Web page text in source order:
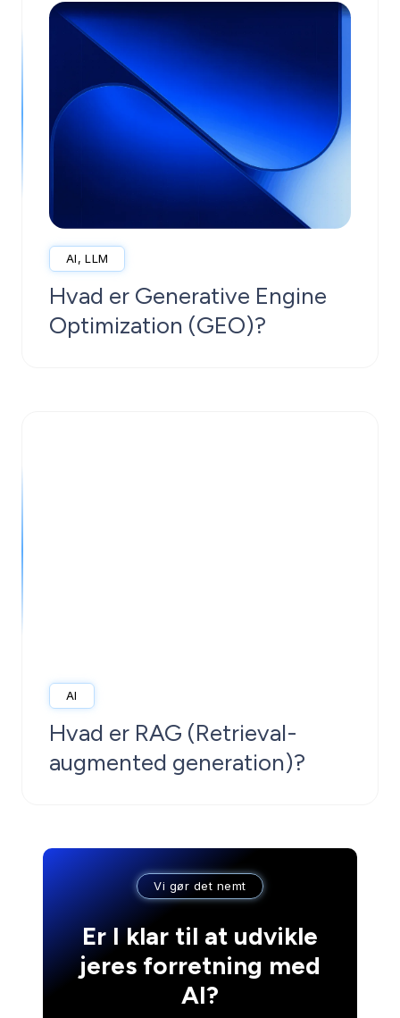
AI,LLM
Hvad er Generative Engine
Optimization (GEO)?
AI
Hvad er RAG (Retrieval-
augmented generation)?
Vi gør det nemt
Er I klar til at udvikle
jeres forretning med
AI?